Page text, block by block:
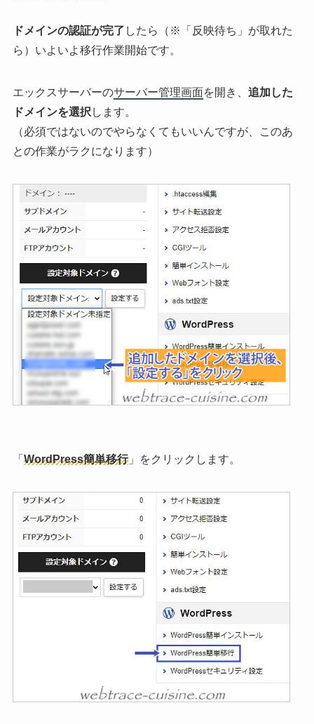
ドメインの認証が完了 したら（※「反映待ち」が取れた
ら）いよいよ移行作業開始です。
エックスサーバーのサーバー管理画面 を開き、 追加した
ドメインを選択します。
（必須ではないのでやらなくてもいいんですが、このあ
との作業がラクになります）
「 WordPress簡単移行」をクリックします。